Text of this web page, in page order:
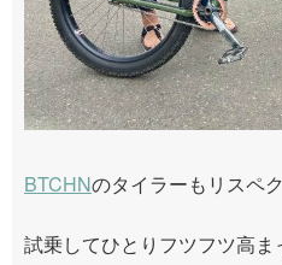
BTCHNのタイラーもリスペ
試乗してひとりフツフツ高